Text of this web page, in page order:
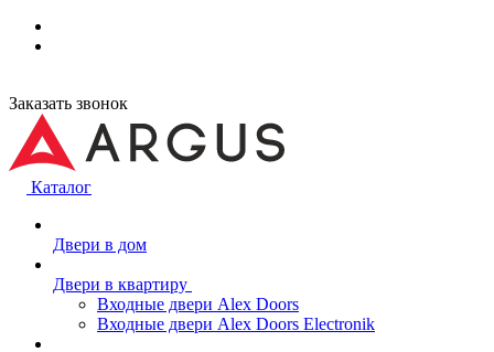
Заказать звонок
Каталог
Двери в дом
Двери в квартиру
Входные двери Alex Doors
Входные двери Alex Doors Electronik